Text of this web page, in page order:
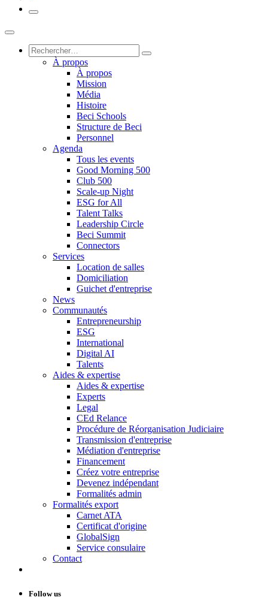
À propos
À propos
Mission
Média
Histoire
Beci Schools
Structure de Beci
Personnel
Agenda
Tous les events
Good Morning 500
Club 500
Scale-up Night
ESG for All
Talent Talks
Leadership Circle
Beci Summit
Connectors
Services
Location de salles
Domiciliation
Guichet d'entreprise
News
Communautés
Entrepreneurship
ESG
International
Digital AI
Talents
Aides & expertise
Aides & expertise
Experts
Legal
CEd Relance
Procédure de Réorganisation Judiciaire
Transmission d'entreprise
Médiation d'entreprise
Financement
Créez votre entreprise
Devenez indépendant
Formalités admin
Formalités export
Carnet ATA
Certificat d'origine
GlobalSign
Service consulaire
Contact
Follow us